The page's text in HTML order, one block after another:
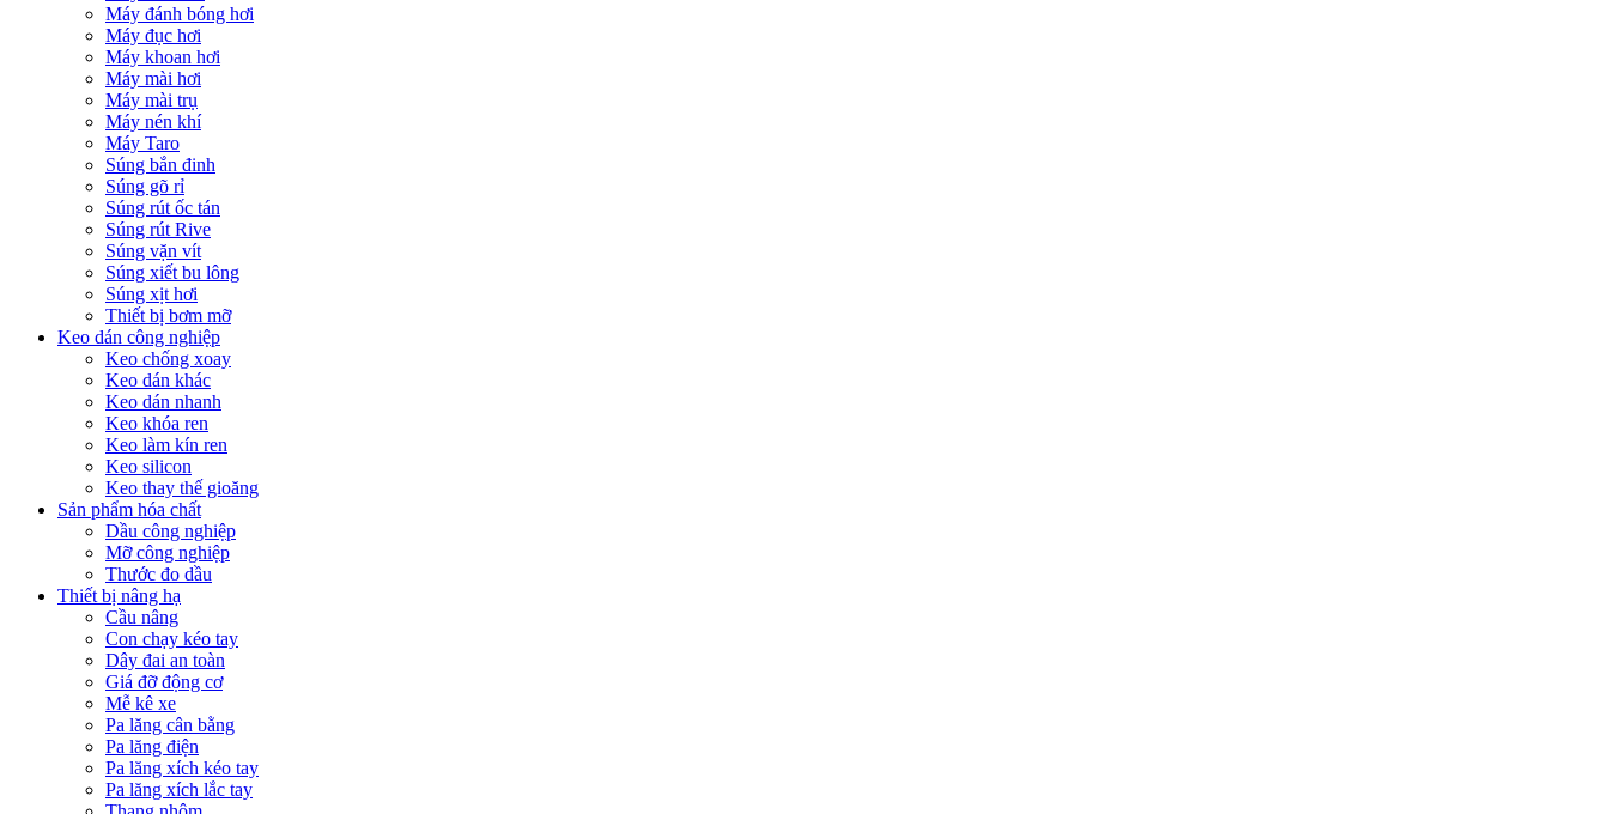
Máy đánh bóng hơi
Máy đục hơi
Máy khoan hơi
Máy mài hơi
Máy mài trụ
Máy nén khí
Máy Taro
Súng bắn đinh
Súng gõ rỉ
Súng rút ốc tán
Súng rút Rive
Súng vặn vít
Súng xiết bu lông
Súng xịt hơi
Thiết bị bơm mỡ
Keo dán công nghiệp
Keo chống xoay
Keo dán khác
Keo dán nhanh
Keo khóa ren
Keo làm kín ren
Keo silicon
Keo thay thế gioăng
Sản phẩm hóa chất
Dầu công nghiệp
Mỡ công nghiệp
Thước đo dầu
Thiết bị nâng hạ
Cầu nâng
Con chạy kéo tay
Dây đai an toàn
Giá đỡ động cơ
Mễ kê xe
Pa lăng cân bằng
Pa lăng điện
Pa lăng xích kéo tay
Pa lăng xích lắc tay